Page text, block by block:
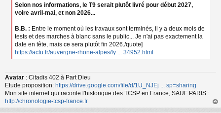
Selon nos informations, le T9 serait plutôt livré pour début 2027,
voire avril-mai, et non 2026...
B.B. : Entre le moment où les travaux sont terminés, il y a deux mois de
tests et des marches à blanc sans le public... Je n'ai pas exactement la
date en tête, mais ce sera plutôt fin 2026./quote]
https://actu.fr/auvergne-rhone-alpes/ly ... 34952.html
Avatar : Citadis 402 à Part Dieu
Etude proposition: https://drive.google.com/file/d/1U_NJEj ... sp=sharing
Mon site internet qui raconte l'historique des TCSP en France, SAUF PARIS :
http://chronologie-tcsp-france.fr
au